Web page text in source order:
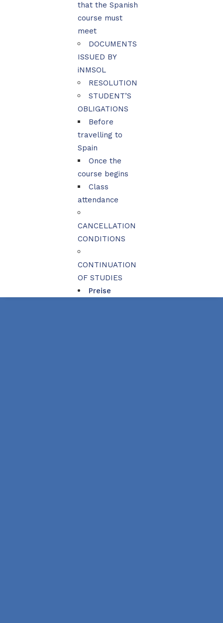
that the Spanish
course must
meet
DOCUMENTS
ISSUED BY
iNMSOL
RESOLUTION
STUDENT’S
OBLIGATIONS
Before
travelling to
Spain
Once the
course begins
Class
attendance
CANCELLATION
CONDITIONS
CONTINUATION
OF STUDIES
Preise